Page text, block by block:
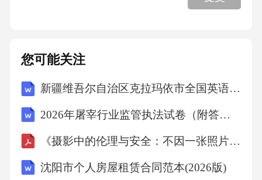
M系统。主要就是建立一个和客户沟通的平台。
M聊天软件等与客户进行一对一沟通。随时捕捉
户的交流了解到客户对网站的评价和其他的一
些需求信息，做到及时的改进。网络营销可以
给企业带来信息优势、宣传效果和销售补充，
但网络营销绝对不是万能的！网络营销不是哪
一个部门的事，而是一个整体
您可能关注
新疆维吾尔自治区克拉玛依市全国英语等级考试（PETS）复习试题及答案高分策略(全新版)第五级(2026年上半年)
2026年屠宰行业监管执法试卷（附答案）
《摄影中的伦理与安全：不因一张照片而破坏环境与冒犯文化》
沈阳市个人房屋租赁合同范本(2026版)